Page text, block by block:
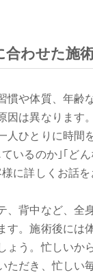
合わせた施
慣や体質、年齢
因は異なります
人ひとりに時間
いるのか｣｢ど
に詳しくお話
、背中など、全
す。施術後には
ょう。忙しいか
ただき、忙しい